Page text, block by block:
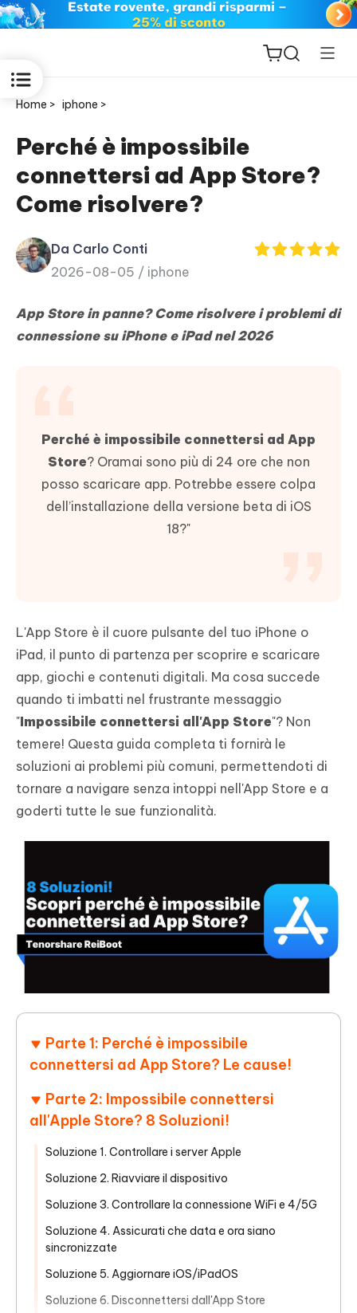
for iOS
PDNob
PDF
New
iAnyGo
Home > iphone >
Perché è impossibile
connettersi ad App Store?
Come risolvere?
Da Carlo Conti
2026-08-05 / iphone
App Store in panne? Come risolvere i problemi di
connessione su iPhone e iPad nel 2026
Perché è impossibile connettersi ad App
Store? Oramai sono più di 24 ore che non
posso scaricare app. Potrebbe essere colpa
dell’installazione della versione beta di iOS
18?"
L'App Store è il cuore pulsante del tuo iPhone o
iPad, il punto di partenza per scoprire e scaricare
app, giochi e contenuti digitali. Ma cosa succede
quando ti imbatti nel frustrante messaggio
"Impossibile connettersi all'App Store"? Non
temere! Questa guida completa ti fornirà le
soluzioni ai problemi più comuni, permettendoti di
tornare a navigare senza intoppi nell'App Store e a
goderti tutte le sue funzionalità.
Parte 1: Perché è impossibile
connettersi ad App Store? Le cause!
Parte 2: Impossibile connettersi
all'Apple Store? 8 Soluzioni!
Soluzione 1. Controllare i server Apple
Soluzione 2. Riavviare il dispositivo
Soluzione 3. Controllare la connessione WiFi e 4/5G
Soluzione 4. Assicurati che data e ora siano
sincronizzate
Soluzione 5. Aggiornare iOS/iPadOS
Soluzione 6. Disconnettersi dall'App Store